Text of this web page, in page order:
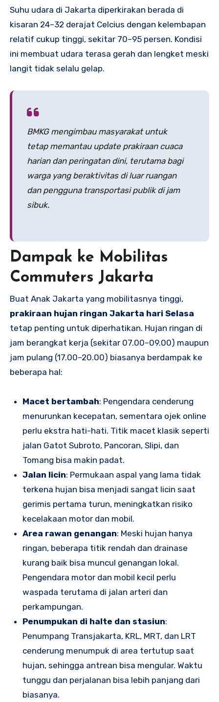
Suhu udara di Jakarta diperkirakan berada di
kisaran 24–32 derajat Celcius dengan kelembapan
relatif cukup tinggi, sekitar 70–95 persen. Kondisi
ini membuat udara terasa gerah dan lengket meski
langit tidak selalu gelap.
BMKG mengimbau masyarakat untuk
tetap memantau update prakiraan cuaca
harian dan peringatan dini, terutama bagi
warga yang beraktivitas di luar ruangan
dan pengguna transportasi publik di jam
sibuk.
Dampak ke Mobilitas
Commuters Jakarta
Buat Anak Jakarta yang mobilitasnya tinggi,
prakiraan hujan ringan Jakarta hari Selasa
tetap penting untuk diperhatikan. Hujan ringan di
jam berangkat kerja (sekitar 07.00–09.00) maupun
jam pulang (17.00–20.00) biasanya berdampak ke
beberapa hal:
Macet bertambah: Pengendara cenderung
menurunkan kecepatan, sementara ojek online
perlu ekstra hati-hati. Titik macet klasik seperti
jalan Gatot Subroto, Pancoran, Slipi, dan
Tomang bisa makin padat.
Jalan licin: Permukaan aspal yang lama tidak
terkena hujan bisa menjadi sangat licin saat
gerimis pertama turun, meningkatkan risiko
kecelakaan motor dan mobil.
Area rawan genangan: Meski hujan hanya
ringan, beberapa titik rendah dan drainase
kurang baik bisa muncul genangan lokal.
Pengendara motor dan mobil kecil perlu
waspada terutama di jalan arteri dan
perkampungan.
Penumpukan di halte dan stasiun:
Penumpang Transjakarta, KRL, MRT, dan LRT
cenderung menumpuk di area tertutup saat
hujan, sehingga antrean bisa mengular. Waktu
tunggu dan perjalanan bisa lebih panjang dari
biasanya.